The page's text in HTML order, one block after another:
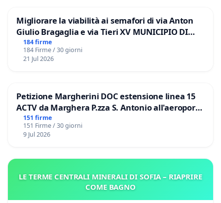
Migliorare la viabilità ai semafori di via Anton
Giulio Bragaglia e via Tieri XV MUNICIPIO DI
ROMA
184 firme
184 Firme / 30 giorni
21 Jul 2026
Petizione Margherini DOC estensione linea 15
ACTV da Marghera P.zza S. Antonio all'aeroporto
Marco Polo tariffa a € 1,50
151 firme
151 Firme / 30 giorni
9 Jul 2026
LE TERME CENTRALI MINERALI DI SOFIA – RIAPRIRE
COME BAGNO